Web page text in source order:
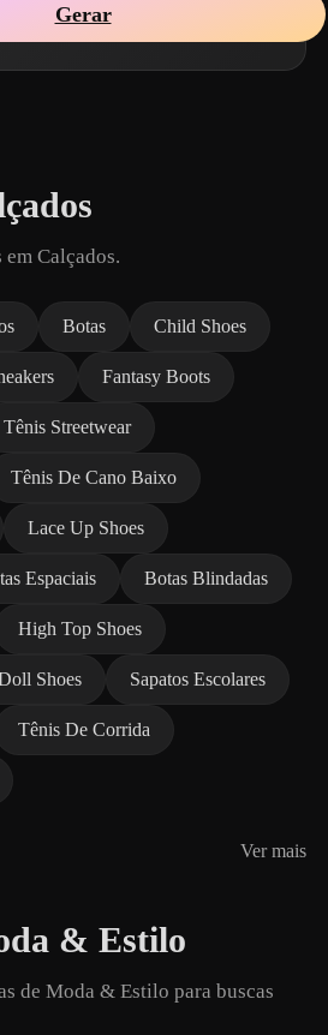
Gerar
Calçados.
Botas Child Shoes
Fantasy Boots
Tênis Streetwear
Tênis De Cano Baixo
Lace Up Shoes
Espaciais Botas Blindadas
High Top Shoes
Shoes Sapatos Escolares
Tênis De Corrida
Ver mais
& Estilo
de Moda & Estilo para buscas